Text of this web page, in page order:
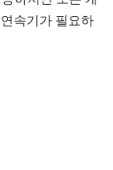
속기가 필요하